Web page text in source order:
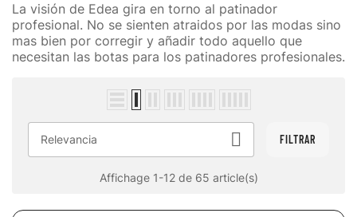
La visión de Edea gira en torno al patinador
profesional. No se sienten atraidos por las modas sino
mas bien por corregir y añadir todo aquello que
necesitan las botas para los patinadores profesionales.
Relevancia  FILTRAR
Affichage 1-12 de 65 article(s)